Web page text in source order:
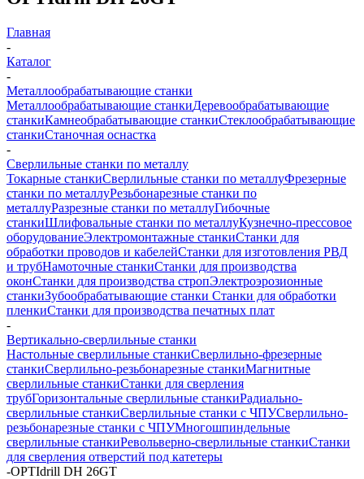
Главная
-
Каталог
-
Металлообрабатывающие станки
Металлообрабатывающие станкиДеревообрабатывающие
станкиКамнеобрабатывающие станкиСтеклообрабатывающие
станкиСтаночная оснастка
-
Сверлильные станки по металлу
Токарные станкиСверлильные станки по металлуФрезерные
станки по металлуРезьбонарезные станки по
металлуРазрезные станки по металлуГибочные
станкиШлифовальные станки по металлуКузнечно-прессовое
оборудованиеЭлектромонтажные станкиСтанки для
обработки проводов и кабелейСтанки для изготовления РВД
и трубНамоточные станкиСтанки для производства
оконСтанки для производства стропЭлектроэрозионные
станкиЗубообрабатывающие станки Станки для обработки
пленкиСтанки для производства печатных плат
-
Вертикально-сверлильные станки
Настольные сверлильные станкиСверлильно-фрезерные
станкиСверлильно-резьбонарезные станкиМагнитные
сверлильные станкиСтанки для сверления
трубГоризонтальные сверлильные станкиРадиально-
сверлильные станкиСверлильные станки с ЧПУСверлильно-
резьбонарезные станки с ЧПУМногошпиндельные
сверлильные станкиРевольверно-сверлильные станкиСтанки
для сверления отверстий под катетеры
-OPTIdrill DH 26GT